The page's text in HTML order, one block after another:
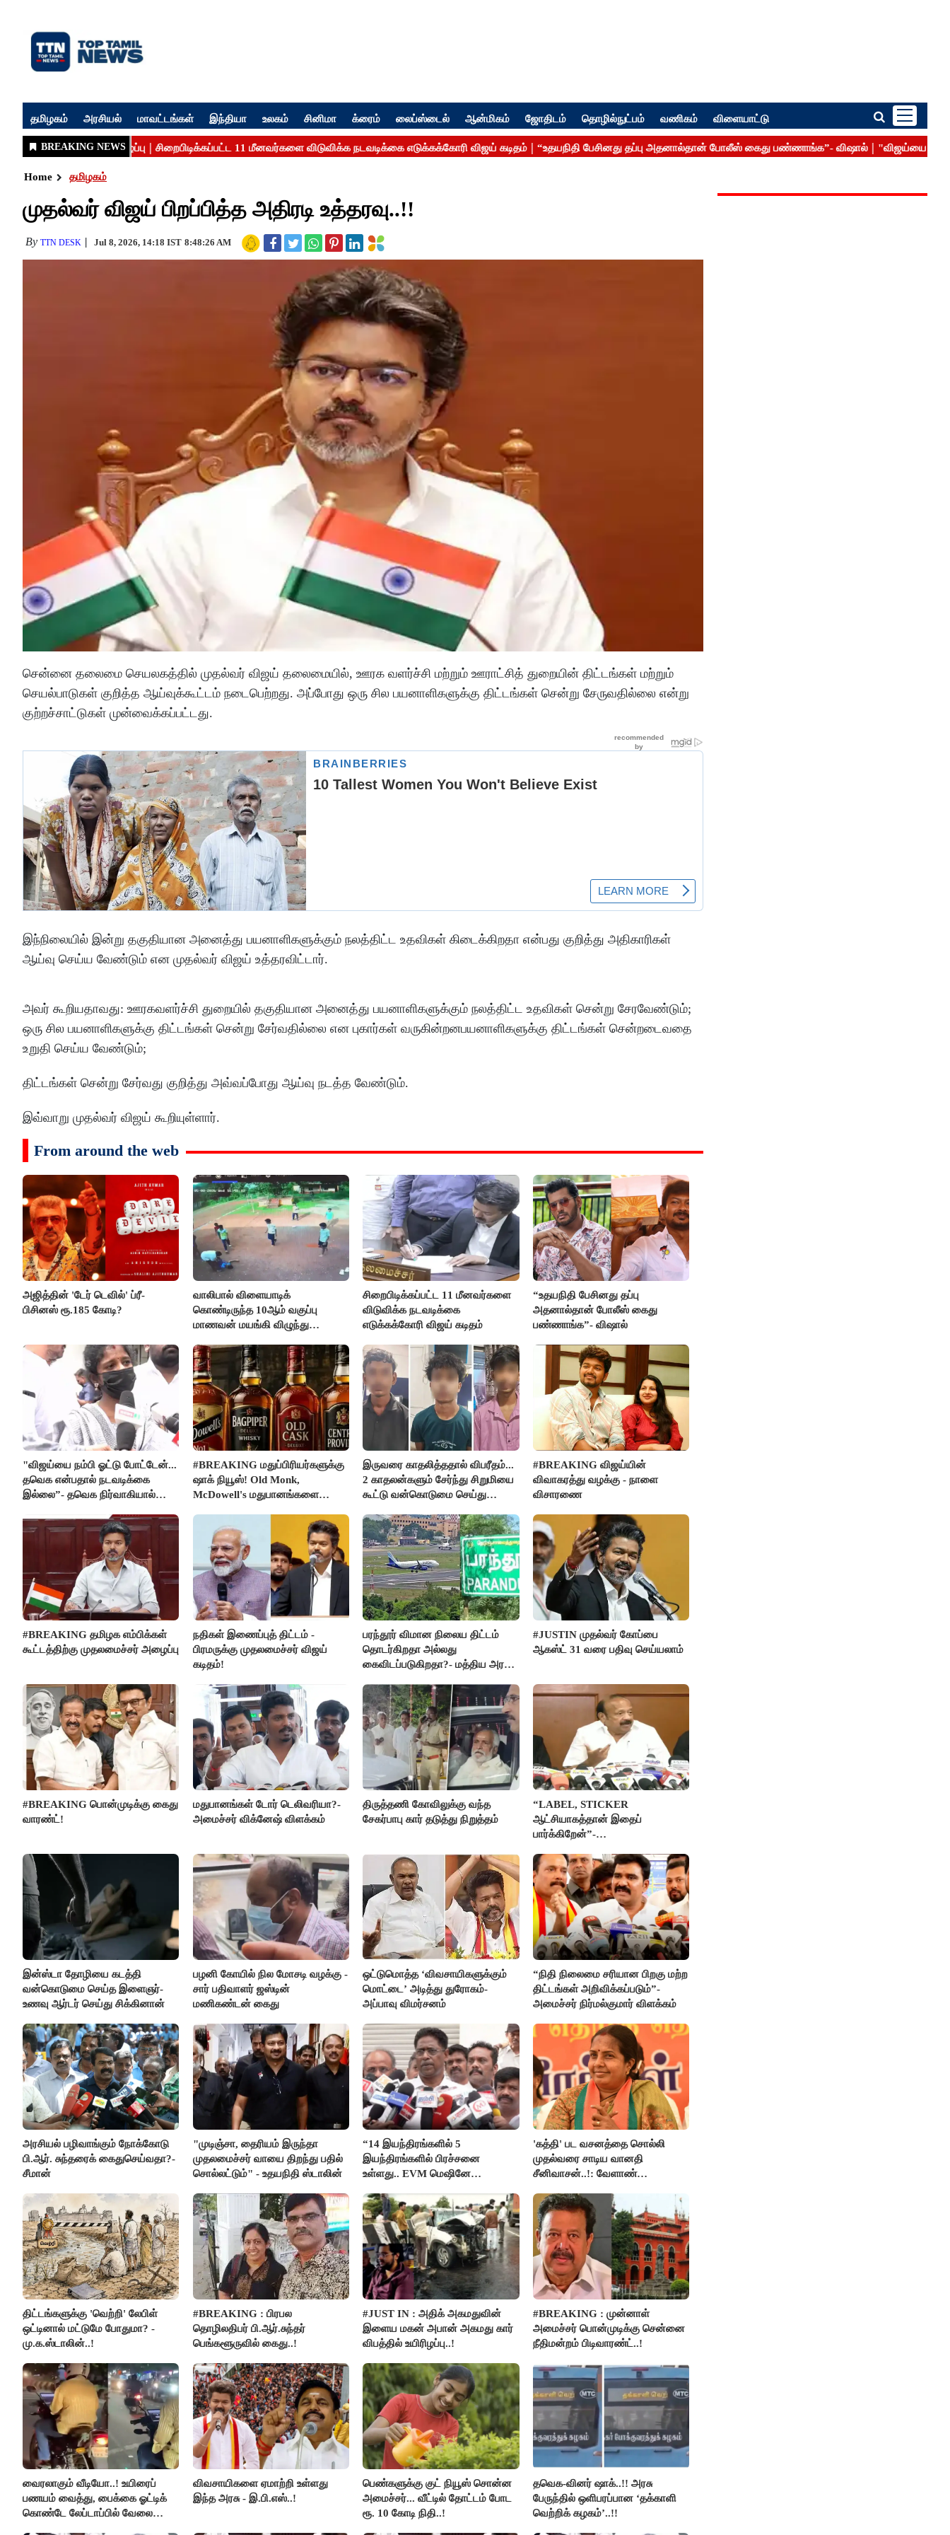
தமிழகம் அரசியல் மாவட்டங்கள் இந்தியா உலகம் சினிமா க்ரைம் லைப்ஸ்டைல் ஆன்மிகம் ஜோதிடம் தொழில்நுட்பம் வணிகம் விளையாட்டு
Home தமிழகம்
முதல்வர் விஜய் பிறப்பித்த அதிரடி உத்தரவு..!!
By TTN DESK Jul 8, 2026, 14:18 IST 8:48:26 AM
சென்னை தலைமை செயலகத்தில் முதல்வர் விஜய் தலைமையில், ஊரக வளர்ச்சி மற்றும் ஊராட்சித் துறையின் திட்டங்கள் மற்றும்
செயல்பாடுகள் குறித்த ஆய்வுக்கூட்டம் நடைபெற்றது. அப்போது ஒரு சில பயனாளிகளுக்கு திட்டங்கள் சென்று சேருவதில்லை என்று
குற்றச்சாட்டுகள் முன்வைக்கப்பட்டது.
இந்நிலையில் இன்று தகுதியான அனைத்து பயனாளிகளுக்கும் நலத்திட்ட உதவிகள் கிடைக்கிறதா என்பது குறித்து அதிகாரிகள்
ஆய்வு செய்ய வேண்டும் என முதல்வர் விஜய் உத்தரவிட்டார்.
அவர் கூறியதாவது: ஊரகவளர்ச்சி துறையில் தகுதியான அனைத்து பயனாளிகளுக்கும் நலத்திட்ட உதவிகள் சென்று சேரவேண்டும்;
ஒரு சில பயனாளிகளுக்கு திட்டங்கள் சென்று சேர்வதில்லை என புகார்கள் வருகின்றனபயனாளிகளுக்கு திட்டங்கள் சென்றடைவதை
உறுதி செய்ய வேண்டும்;
திட்டங்கள் சென்று சேர்வது குறித்து அவ்வப்போது ஆய்வு நடத்த வேண்டும்.
இவ்வாறு முதல்வர் விஜய் கூறியுள்ளார்.
From around the web
அஜித்தின் 'டேர் டெவில்' ப்ரீ-
பிசினஸ் ரூ.185 கோடி?
வாலிபால் விளையாடிக்
கொண்டிருந்த 10ஆம் வகுப்பு
மாணவன் மயங்கி விழுந்து
சிறைபிடிக்கப்பட்ட 11 மீனவர்களை
விடுவிக்க நடவடிக்கை
எடுக்கக்கோரி விஜய் கடிதம்
“உதயநிதி பேசினது தப்பு
அதனால்தான் போலீஸ் கைது
பண்ணாங்க”- விஷால்
"விஜய்யை நம்பி ஓட்டு போட்டேன்...
தவெக என்பதால் நடவடிக்கை
இல்லை”- தவெக நிர்வாகியால்
#BREAKING மதுப்பிரியர்களுக்கு
ஷாக் நியூஸ்! Old Monk,
McDowell's மதுபானங்களை
இருவரை காதலித்ததால் விபரீதம்...
2 காதலன்களும் சேர்ந்து சிறுமியை
கூட்டு வன்கொடுமை செய்து
#BREAKING விஜய்யின்
விவாகரத்து வழக்கு - நாளை
விசாரணை
#BREAKING தமிழக எம்பிக்கள்
கூட்டத்திற்கு முதலமைச்சர் அழைப்பு
நதிகள் இணைப்புத் திட்டம் -
பிரமருக்கு முதலமைச்சர் விஜய்
கடிதம்!
பரந்தூர் விமான நிலைய திட்டம்
தொடர்கிறதா அல்லது
கைவிடப்படுகிறதா?- மத்திய அரசு
#JUSTIN முதல்வர் கோப்பை
ஆகஸ்ட் 31 வரை பதிவு செய்யலாம்
#BREAKING பொன்முடிக்கு கைது
வாரண்ட்!
மதுபானங்கள் டோர் டெலிவரியா?-
அமைச்சர் விக்னேஷ் விளக்கம்
திருத்தணி கோவிலுக்கு வந்த
சேகர்பாபு கார் தடுத்து நிறுத்தம்
“LABEL, STICKER
ஆட்சியாகத்தான் இதைப்
பார்க்கிறேன்”-
இன்ஸ்டா தோழியை கடத்தி
வன்கொடுமை செய்த இளைஞர்-
உணவு ஆர்டர் செய்து சிக்கினான்
பழனி கோயில் நில மோசடி வழக்கு -
சார் பதிவாளர் ஜஸ்டின்
மணிகண்டன் கைது
ஒட்டுமொத்த ‘விவசாயிகளுக்கும்
மொட்டை’ அடித்து துரோகம்-
அப்பாவு விமர்சனம்
“நிதி நிலைமை சரியான பிறகு மற்ற
திட்டங்கள் அறிவிக்கப்படும்”-
அமைச்சர் நிர்மல்குமார் விளக்கம்
அரசியல் பழிவாங்கும் நோக்கோடு
பி.ஆர். சுந்தரைக் கைதுசெய்வதா?-
சீமான்
"முடிஞ்சா, தைரியம் இருந்தா
முதலமைச்சர் வாயை திறந்து பதில்
சொல்லட்டும்" - உதயநிதி ஸ்டாலின்
“14 இயந்திரங்களில் 5
இயந்திரங்களில் பிரச்சனை
உள்ளது.. EVM மெஷினே
இளங்கோ
'கத்தி' பட வசனத்தை சொல்லி
முதல்வரை சாடிய வானதி
சீனிவாசன்..!: வேளாண்
திட்டங்களுக்கு 'வெற்றி' லேபிள்
ஒட்டினால் மட்டுமே போதுமா? -
மு.க.ஸ்டாலின்..!
#BREAKING : பிரபல
தொழிலதிபர் பி.ஆர்.சுந்தர்
பெங்களூருவில் கைது..!
#JUST IN : அதிக் அகமதுவின்
இளைய மகன் அபான் அகமது கார்
விபத்தில் உயிரிழப்பு..!
#BREAKING : முன்னாள்
அமைச்சர் பொன்முடிக்கு சென்னை
நீதிமன்றம் பிடிவாரண்ட்..!
வைரலாகும் வீடியோ..! உயிரைப்
பணயம் வைத்து, பைக்கை ஓட்டிக்
கொண்டே லேப்டாப்பில் வேலை
விவசாயிகளை ஏமாற்றி உள்ளது
இந்த அரசு - இ.பி.எஸ்..!
பெண்களுக்கு குட் நியூஸ் சொன்ன
அமைச்சர்... வீட்டில் தோட்டம் போட
ரூ. 10 கோடி நிதி..!
தவெக-வினர் ஷாக்..!! அரசு
பேருந்தில் ஒளிபரப்பான ‘தக்காளி
வெற்றிக் கழகம்’..!!